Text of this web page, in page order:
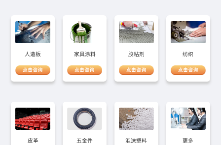
人造板 家具涂料 胶粘剂 纺织
皮革 五金件 泡沫塑料 更多